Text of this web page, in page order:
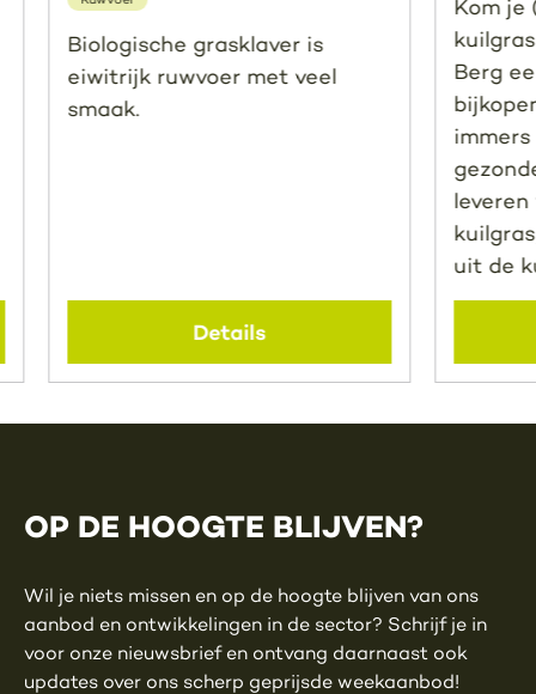
Biologische grasklaver is
eiwitrijk ruwvoer met veel
smaak.
Details
Kom je
Berg
uit de
OP DE HOOGTE BLIJVEN?
Wil je niets missen en op de hoogte blijven van ons
aanbod en ontwikkelingen in de sector? Schrijf je in
voor onze nieuwsbrief en ontvang daarnaast ook
updates over ons scherp geprijsde weekaanbod!